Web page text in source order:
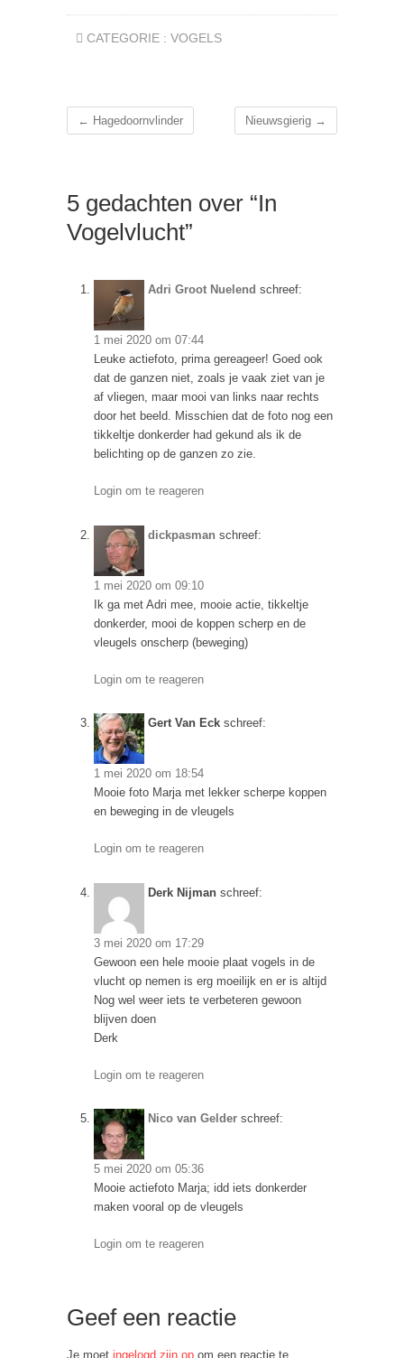
CATEGORIE : VOGELS
← Hagedoornvlinder Nieuwsgierig →
5 gedachten over “In
Vogelvlucht”
Adri Groot Nuelend schreef:
1 mei 2020 om 07:44
Leuke actiefoto, prima gereageer! Goed ook
dat de ganzen niet, zoals je vaak ziet van je
af vliegen, maar mooi van links naar rechts
door het beeld. Misschien dat de foto nog een
tikkeltje donkerder had gekund als ik de
belichting op de ganzen zo zie.
Login om te reageren
dickpasman schreef:
1 mei 2020 om 09:10
Ik ga met Adri mee, mooie actie, tikkeltje
donkerder, mooi de koppen scherp en de
vleugels onscherp (beweging)
Login om te reageren
Gert Van Eck schreef:
1 mei 2020 om 18:54
Mooie foto Marja met lekker scherpe koppen
en beweging in de vleugels
Login om te reageren
Derk Nijman schreef:
3 mei 2020 om 17:29
Gewoon een hele mooie plaat vogels in de
vlucht op nemen is erg moeilijk en er is altijd
Nog wel weer iets te verbeteren gewoon
blijven doen
Derk
Login om te reageren
Nico van Gelder schreef:
5 mei 2020 om 05:36
Mooie actiefoto Marja; idd iets donkerder
maken vooral op de vleugels
Login om te reageren
Geef een reactie
Je moet ingelogd zijn op om een reactie te